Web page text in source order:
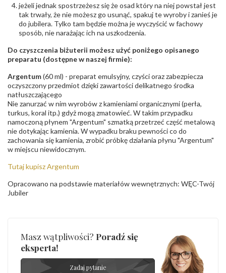
jeżeli jednak spostrzeżesz się że osad który na niej powstał jest
tak trwały, że nie możesz go usunąć, spakuj te wyroby i zanieś je
do jubilera. Tylko tam będzie można je wyczyścić w fachowy
sposób, nie narażając ich na uszkodzenia.
Do czyszczenia biżuterii możesz użyć poniżego opisanego
preparatu (dostępne w naszej firmie):
Argentum(60 ml) - preparat emulsyjny, czyści oraz zabezpiecza
oczyszczony przedmiot dzięki zawartości delikatnego środka
natłuszczającego
Nie zanurzać w nim wyrobów z kamieniami organicznymi (perła,
turkus, koral itp.) gdyż mogą zmatowieć. W takim przypadku
namoczoną płynem "Argentum" szmatką przetrzeć część metalową
nie dotykając kamienia. W wypadku braku pewności co do
zachowania się kamienia, zrobić próbkę działania płynu "Argentum"
w miejscu niewidocznym.
Tutaj kupisz Argentum
Opracowano na podstawie materiałów wewnętrznych: WĘC-Twój
Jubiler
Masz wątpliwości? Poradź się
eksperta!
Zadaj pytanie